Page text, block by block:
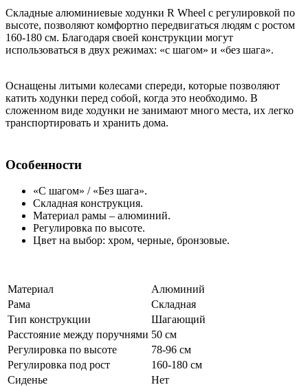
Складные алюминиевые ходунки R Wheel с регулировкой по
высоте, позволяют комфортно передвигаться людям с ростом
160-180 см. Благодаря своей конструкции могут
использоваться в двух режимах: «с шагом» и «без шага».
Оснащены литыми колесами спереди, которые позволяют
катить ходунки перед собой, когда это необходимо. В
сложенном виде ходунки не занимают много места, их легко
транспортировать и хранить дома.
Особенности
«С шагом» / «Без шага».
Складная конструкция.
Материал рамы – алюминий.
Регулировка по высоте.
Цвет на выбор: хром, черные, бронзовые.
Материал
Алюминий
Рама
Складная
Тип конструкции
Шагающий
Расстояние между поручнями 50 см
Регулировка по высоте
78-96 см
Регулировка под рост
160-180 см
Сиденье
Нет